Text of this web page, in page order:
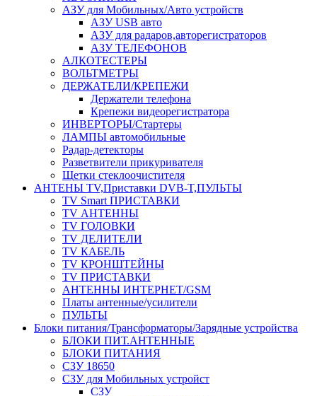
АЗУ для Мобильных/Авто устройств
АЗУ USB авто
АЗУ для радаров,авторегистраторов
АЗУ ТЕЛЕФОНОВ
АЛКОТЕСТЕРЫ
ВОЛЬТМЕТРЫ
ДЕРЖАТЕЛИ/КРЕПЕЖИ
Держатели телефона
Крепежи видеорегистратора
ИНВЕРТОРЫ/Стартеры
ЛАМПЫ автомобильные
Радар-детекторы
Разветвители прикуривателя
Щетки стеклоочистителя
АНТЕНЫ ТV,Приставки DVB-T,ПУЛЬТЫ
TV Smart ПРИСТАВКИ
TV АНТЕННЫ
TV ГОЛОВКИ
TV ДЕЛИТЕЛИ
TV КАБЕЛЬ
TV КРОНШТЕЙНЫ
TV ПРИСТАВКИ
АНТЕННЫ ИНТЕРНЕТ/GSM
Платы антенные/усилители
ПУЛЬТЫ
Блоки питания/Трансформаторы/Зарядные устройства
БЛОКИ ПИТ.АНТЕННЫЕ
БЛОКИ ПИТАНИЯ
СЗУ 18650
СЗУ для Мобильных устройст
СЗУ